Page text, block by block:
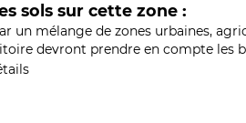
sols sur cette zone :
un mélange de zones urbaines,
devront prendre en compte les